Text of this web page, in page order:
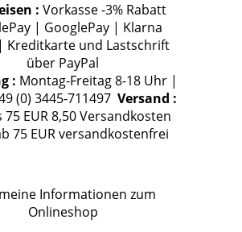
: Vorkasse -3% Rabatt
| GooglePay | Klarna
Kreditkarte und Lastschrift
über PayPal
: Montag-Freitag 8-18 Uhr |
(0) 3445-711497 Versand :
75 EUR 8,50 Versandkosten
75 EUR versandkostenfrei
Informationen zum
Onlineshop